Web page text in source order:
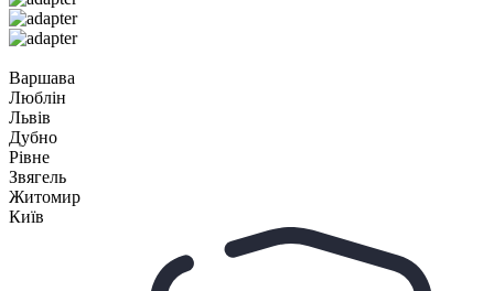
Варшава
Люблін
Львів
Дубно
Рівне
Звягель
Житомир
Київ